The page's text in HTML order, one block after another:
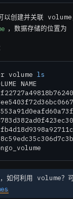
以创建并关联
，数据存储的位置为
volume ls
NAME
如何利用 volume？可